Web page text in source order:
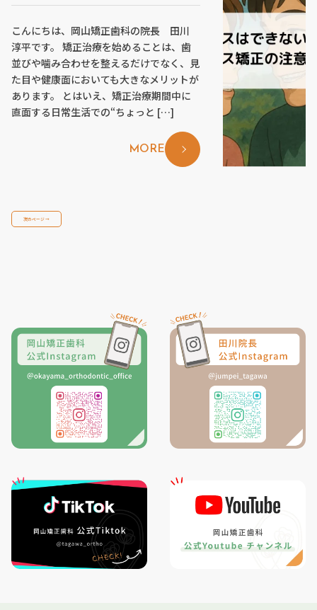
こんにちは、岡山矯正歯科の院長 田川
淳平です。 矯正治療を始めることは、歯
並びや噛み合わせを整えるだけでなく、見
た目や健康面においても大きなメリットが
あります。 とはいえ、矯正治療期間中に
直面する日常生活での“ちょっと […]
MORE
navigation
次のページ →